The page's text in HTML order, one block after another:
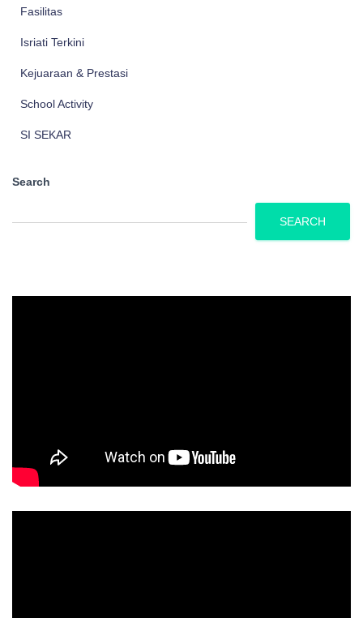
Fasilitas
Isriati Terkini
Kejuaraan & Prestasi
School Activity
SI SEKAR
Search
SEARCH